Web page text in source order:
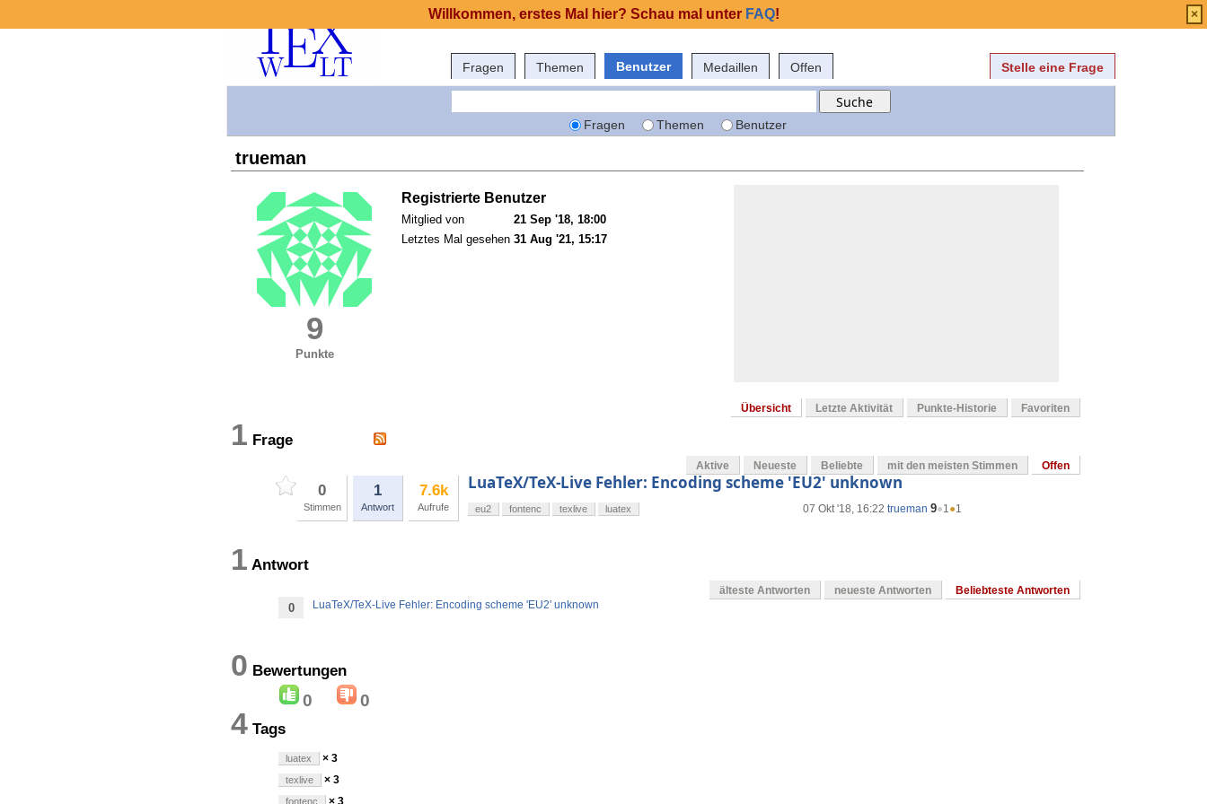
Fragen Themen Benutzer Medaillen Offen Stelle eine Frage
Fragen Themen Benutzer
trueman
9
Punkte
Registrierte Benutzer
Mitglied von
21 Sep '18, 18:00
Letztes Mal gesehen 31 Aug '21, 15:17
Übersicht Letzte Aktivität Punkte-Historie Favoriten
1 Frage
Aktive Neueste Beliebte mit den meisten Stimmen Offen
0
Stimmen
1
Antwort
7.6k
Aufrufe
LuaTeX/TeX-Live Fehler: Encoding scheme 'EU2' unknown
07 Okt '18, 16:22 trueman 9●1●1
eu2 fontenc texlive luatex
1 Antwort
älteste Antworten neueste Antworten Beliebteste Antworten
0 LuaTeX/TeX-Live Fehler: Encoding scheme 'EU2' unknown
0 Bewertungen
0 0
4 Tags
luatex × 3
texlive × 3
fontenc
Willkommen, erstes Mal hier? Schau mal unter FAQ! ×